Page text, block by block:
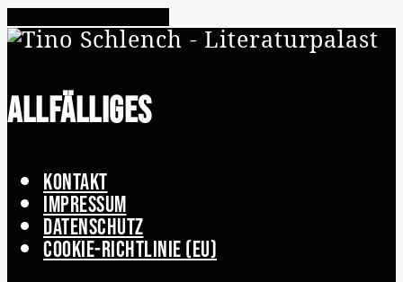
Allfälliges
Kontakt
Impressum
Datenschutz
Cookie-Richtlinie (EU)